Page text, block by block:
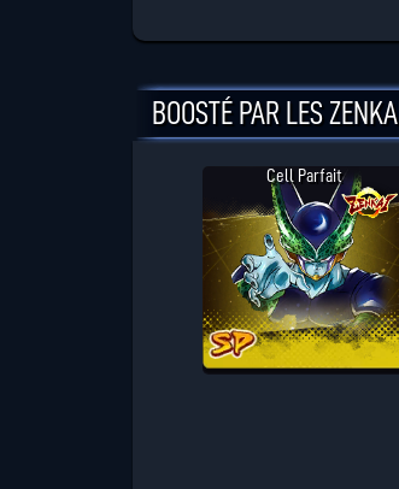
BOOSTÉ PAR LES ZENKAI
Cell Parfait